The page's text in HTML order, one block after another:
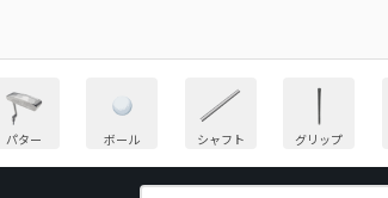
パター ボール シャフト グリップ